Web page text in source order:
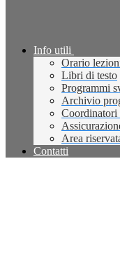
Info utili
Orario
Libri di testo
Programmi
Archivio
Coordinatori
Area
Contatti